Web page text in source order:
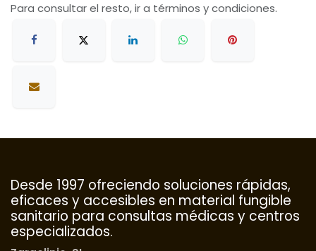
Para consultar el resto, ir a términos y condiciones.
Desde 1997 ofreciendo soluciones rápidas,
eficaces y accesibles en material fungible
sanitario para consultas médicas y centros
especializados.